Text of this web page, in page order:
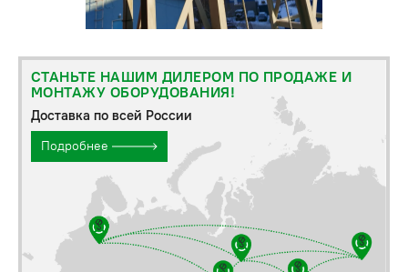
СТАНЬТЕ НАШИМ ДИЛЕРОМ ПО ПРОДАЖЕ И
МОНТАЖУ ОБОРУДОВАНИЯ!
Доставка по всей России
Подробнее